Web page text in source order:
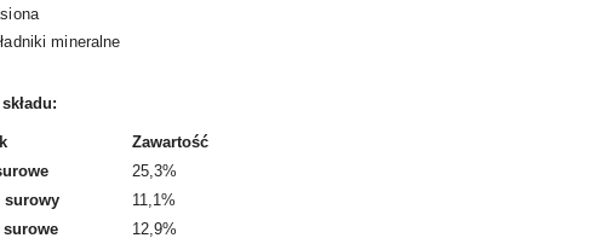
mineralne
Zawartość
25,3%
surowy
11,1%
surowe
12,9%